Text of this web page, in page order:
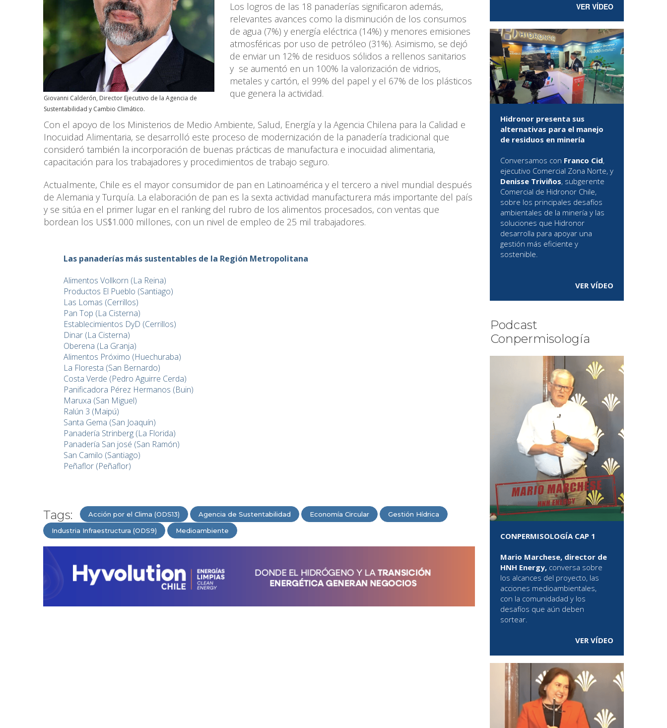
Giovanni Calderón, Director Ejecutivo de la Agencia de
Sustentabilidad y Cambio Climático.
Los logros de las 18 panaderías significaron además,
relevantes avances como la disminución de los consumos
de agua (7%) y energía eléctrica (14%) y menores emisiones
atmosféricas por uso de petróleo (31%). Asimismo, se dejó
de enviar un 12% de residuos sólidos a rellenos sanitarios
y se aumentó en un 100% la valorización de vidrios,
metales y cartón, el 99% del papel y el 67% de los plásticos
que genera la actividad.
Con el apoyo de los Ministerios de Medio Ambiente, Salud, Energía y la Agencia Chilena para la Calidad e
Inocuidad Alimentaria, se desarrolló este proceso de modernización de la panadería tradicional que
consideró también la incorporación de buenas prácticas de manufactura e inocuidad alimentaria,
capacitación para los trabajadores y procedimientos de trabajo seguro.
Actualmente, Chile es el mayor consumidor de pan en Latinoamérica y el tercero a nivel mundial después
de Alemania y Turquía. La elaboración de pan es la sexta actividad manufacturera más importante del país
y se sitúa en el primer lugar en el ranking del rubro de los alimentos procesados, con ventas que
bordean los US$1.000 millones, con un nivel de empleo de 25 mil trabajadores.
Las panaderías más sustentables de la Región Metropolitana
Alimentos Vollkorn (La Reina)
Productos El Pueblo (Santiago)
Las Lomas (Cerrillos)
Pan Top (La Cisterna)
Establecimientos DyD (Cerrillos)
Dinar (La Cisterna)
Oberena (La Granja)
Alimentos Próximo (Huechuraba)
La Floresta (San Bernardo)
Costa Verde (Pedro Aguirre Cerda)
Panificadora Pérez Hermanos (Buin)
Maruxa (San Miguel)
Ralún 3 (Maipú)
Santa Gema (San Joaquín)
Panadería Strinberg (La Florida)
Panadería San josé (San Ramón)
San Camilo (Santiago)
Peñaflor (Peñaflor)
Tags: Acción por el Clima (ODS13) Agencia de Sustentabilidad Economía Circular Gestión Hídrica
Industria Infraestructura (ODS9) Medioambiente
VER VÍDEO
Hidronor presenta sus
alternativas para el manejo
de residuos en minería
Conversamos con Franco Cid,
ejecutivo Comercial Zona Norte, y
Denisse Triviños, subgerente
Comercial de Hidronor Chile,
sobre los principales desafíos
ambientales de la minería y las
soluciones que Hidronor
desarrolla para apoyar una
gestión más eficiente y
sostenible.
VER VÍDEO
Podcast
Conpermisología
CONPERMISOLOGÍA CAP 1
Mario Marchese, director de
HNH Energy, conversa sobre
los alcances del proyecto, las
acciones medioambientales,
con la comunidadad y los
desafíos que aún deben
sortear.
VER VÍDEO